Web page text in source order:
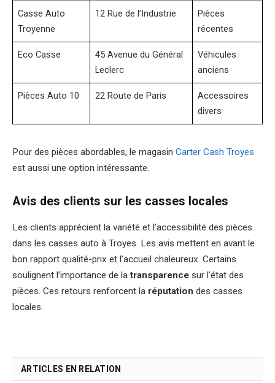
Casse Auto
Troyenne
12 Rue de l’Industrie
Pièces
récentes
Eco Casse
45 Avenue du Général
Leclerc
Véhicules
anciens
Pièces Auto 10 22 Route de Paris
Accessoires
divers
Pour des pièces abordables, le magasin Carter Cash Troyes
est aussi une option intéressante.
Avis des clients sur les casses locales
Les clients apprécient la variété et l’accessibilité des pièces
dans les casses auto à Troyes. Les avis mettent en avant le
bon rapport qualité-prix et l’accueil chaleureux. Certains
soulignent l’importance de latransparence sur l’état des
pièces. Ces retours renforcent la réputation des casses
locales.
ARTICLES EN RELATION